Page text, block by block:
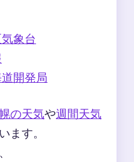
象台
開発局
の天気や週間天気
ます。